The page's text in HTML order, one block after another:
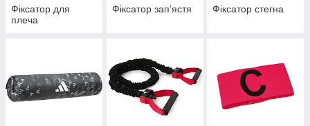
Фіксатор для
плеча
Фіксатор запʼястя Фіксатор стегна